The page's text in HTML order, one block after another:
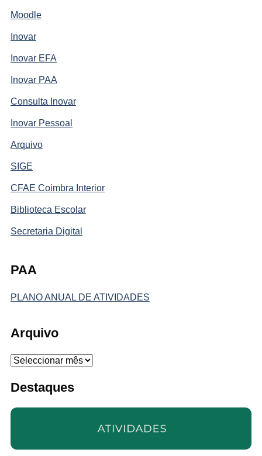
Moodle
Inovar
Inovar EFA
Inovar PAA
Consulta Inovar
Inovar Pessoal
Arquivo
SIGE
CFAE Coimbra Interior
Biblioteca Escolar
Secretaria Digital
PAA
PLANO ANUAL DE ATIVIDADES
Arquivo
Arquivo
Destaques